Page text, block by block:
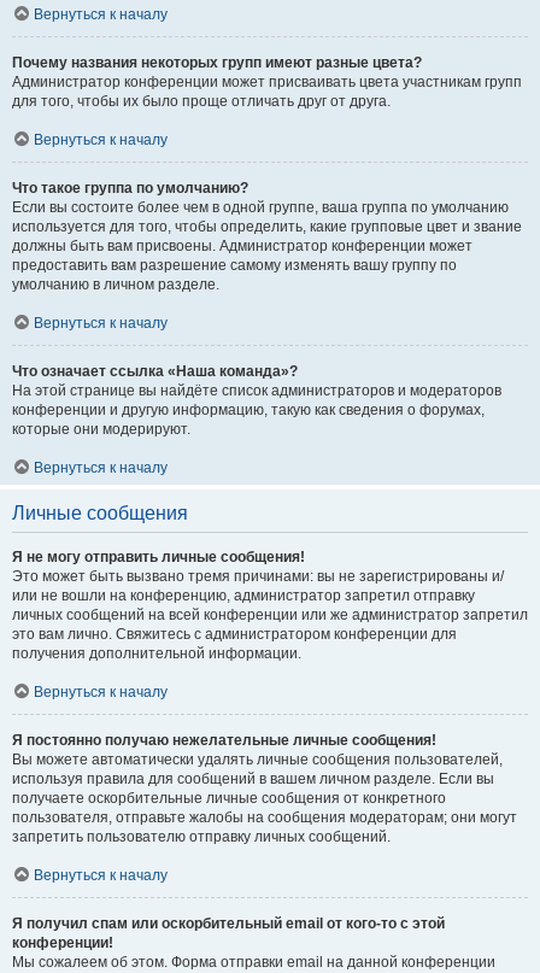
Вернуться к началу
Почему названия некоторых групп имеют разные цвета?
Администратор конференции может присваивать цвета участникам групп
для того, чтобы их было проще отличать друг от друга.
Вернуться к началу
Что такое группа по умолчанию?
Если вы состоите более чем в одной группе, ваша группа по умолчанию
используется для того, чтобы определить, какие групповые цвет и звание
должны быть вам присвоены. Администратор конференции может
предоставить вам разрешение самому изменять вашу группу по
умолчанию в личном разделе.
Вернуться к началу
Что означает ссылка «Наша команда»?
На этой странице вы найдёте список администраторов и модераторов
конференции и другую информацию, такую как сведения о форумах,
которые они модерируют.
Вернуться к началу
Личные сообщения
Я не могу отправить личные сообщения!
Это может быть вызвано тремя причинами: вы не зарегистрированы и/
или не вошли на конференцию, администратор запретил отправку
личных сообщений на всей конференции или же администратор запретил
это вам лично. Свяжитесь с администратором конференции для
получения дополнительной информации.
Вернуться к началу
Я постоянно получаю нежелательные личные сообщения!
Вы можете автоматически удалять личные сообщения пользователей,
используя правила для сообщений в вашем личном разделе. Если вы
получаете оскорбительные личные сообщения от конкретного
пользователя, отправьте жалобы на сообщения модераторам; они могут
запретить пользователю отправку личных сообщений.
Вернуться к началу
Я получил спам или оскорбительный email от кого-то с этой
конференции!
Мы сожалеем об этом. Форма отправки email на данной конференции